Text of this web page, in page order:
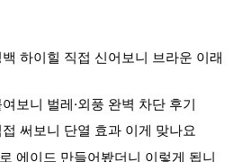
하이힐 직접 신어보니 브라운 이래
보니 벌레·외풍 완벽 차단 후기
써보니 단열 효과 이게 맞나요
에이드 만들어봤더니 이렇게 됩니